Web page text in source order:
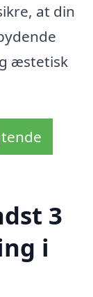
at din
æstetisk
3
i